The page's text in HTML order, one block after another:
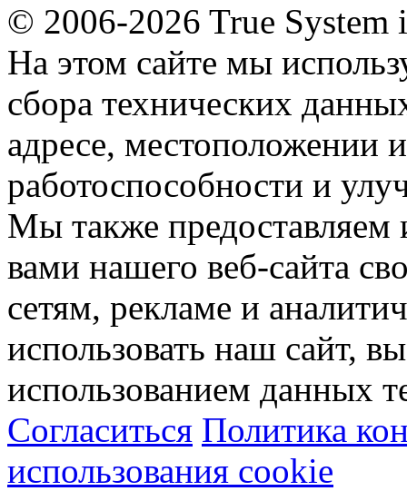
© 2006-2026 True System
На этом сайте мы
сбора технических
адресе, местоположении
работоспособности и
Мы также
вами нашего веб-сайта
сетям, рекламе и
использовать наш сайт,
использованием данных
Согласиться Политика
использования cookie